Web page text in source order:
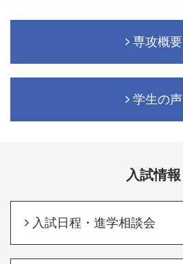
専攻概要
学生の声
入試情報
入試日程・進学相談会